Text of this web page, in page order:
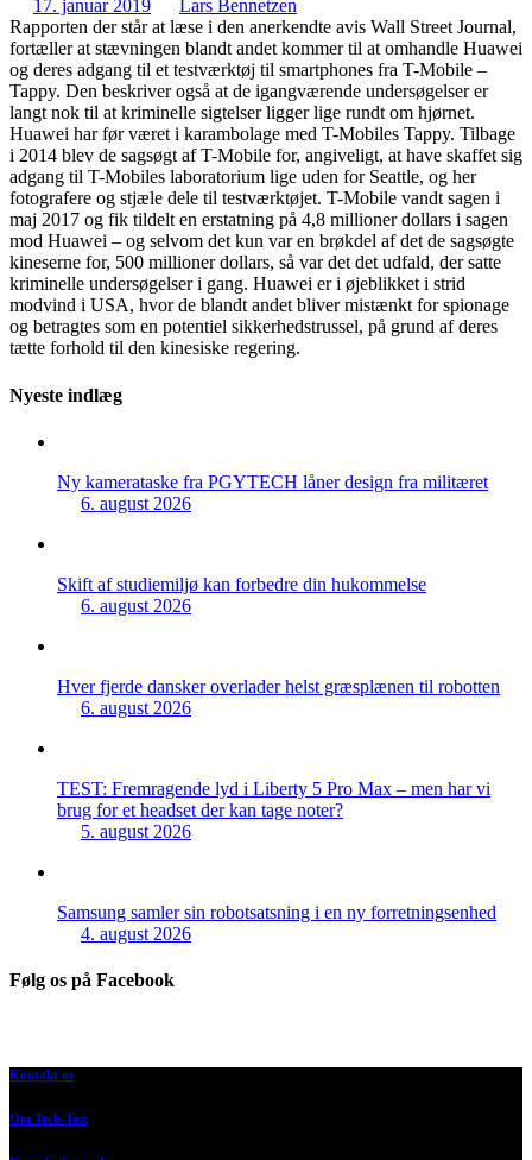
17. januar 2019
Lars Bennetzen
Rapporten der står at læse i den anerkendte avis Wall Street Journal,
fortæller at stævningen blandt andet kommer til at omhandle Huawei
og deres adgang til et testværktøj til smartphones fra T-Mobile –
Tappy. Den beskriver også at de igangværende undersøgelser er
langt nok til at kriminelle sigtelser ligger lige rundt om hjørnet.
Huawei har før været i karambolage med T-Mobiles Tappy. Tilbage
i 2014 blev de sagsøgt af T-Mobile for, angiveligt, at have skaffet sig
adgang til T-Mobiles laboratorium lige uden for Seattle, og her
fotografere og stjæle dele til testværktøjet. T-Mobile vandt sagen i
maj 2017 og fik tildelt en erstatning på 4,8 millioner dollars i sagen
mod Huawei – og selvom det kun var en brøkdel af det de sagsøgte
kineserne for, 500 millioner dollars, så var det det udfald, der satte
kriminelle undersøgelser i gang. Huawei er i øjeblikket i strid
modvind i USA, hvor de blandt andet bliver mistænkt for spionage
og betragtes som en potentiel sikkerhedstrussel, på grund af deres
tætte forhold til den kinesiske regering.
Nyeste indlæg
Ny kamerataske fra PGYTECH låner design fra militæret
6. august 2026
Skift af studiemiljø kan forbedre din hukommelse
6. august 2026
Hver fjerde dansker overlader helst græsplænen til robotten
6. august 2026
TEST: Fremragende lyd i Liberty 5 Pro Max – men har vi
brug for et headset der kan tage noter?
5. august 2026
Samsung samler sin robotsatsning i en ny forretningsenhed
4. august 2026
Følg os på Facebook
Kontakt os
Om Tech-Test